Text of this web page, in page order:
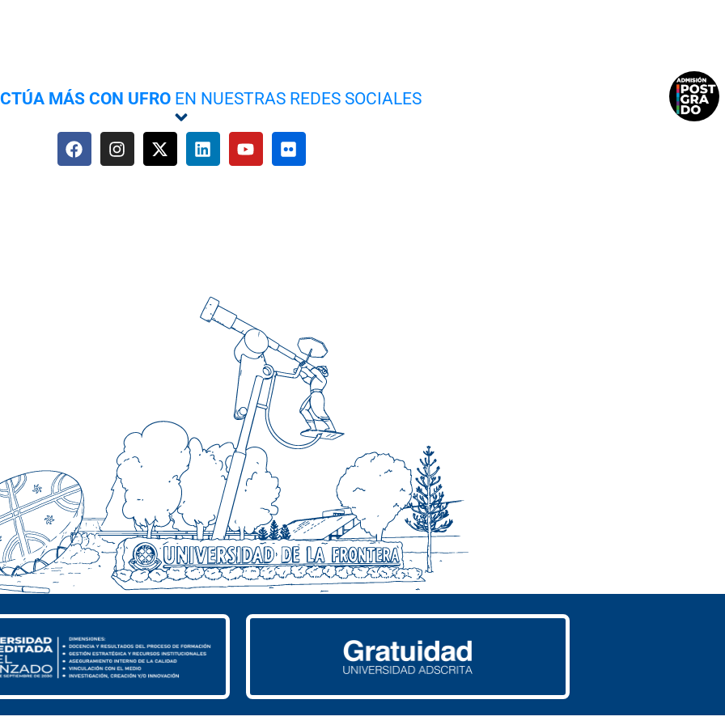
MÁS CON UFRO EN NUESTRAS REDES SOCIALES